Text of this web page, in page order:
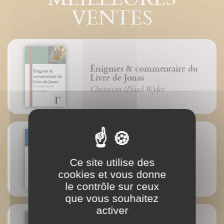
VENTES
Énigmes & commentaire du
Livre de Jonas
Christian (Père) Wyler
La drachme perdue
Michel Fromaget
Ce site utilise des
cookies et vous donne
le contrôle sur ceux
que vous souhaitez
activer